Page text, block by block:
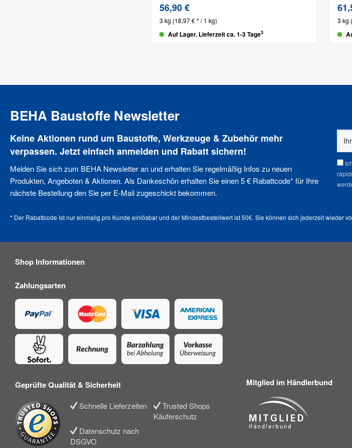
56,90 €
3 kg (18,97 € * / 1 kg)
Auf Lager. Lieferzeit ca. 1-3 Tage3
3 kg
BEHA Baustoffe Newsletter
Keine Aktionen rund um Baustoffe, Werkzeuge & Zubehör mehr
verpassen. Jetzt einfach anmelden und Rabatt sichern!
Melden Sie sich zum BEHA Newsletter an und erhalten Sie regelmäßig Infos zu neuen
Produkten, Angeboten & Aktionen. Als Dankeschön erhalten Sie einen 5 € Rabattcode* für Ihre
nächste Bestellung den Sie per E-Mail zugeschickt bekommen.
* Der Rabattcode ist nur einmalig pro Kunde einlösbar und der Mindestbestellwert ist 50€. Sie können sich jederzeit wieder
Shop Informationen
Zahlungsarten
Geprüfte Qualität & Sicherheit
Schnelle Lieferzeiten
Trusted Shops
Käuferschutz
Datenschutz nach
DSGVO
Mitglied im Händlerbund